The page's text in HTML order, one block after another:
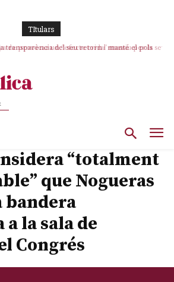
TItulars
del seu retorn i manté el pols
provocar un “efecte crida” massiu per la seva
“totalment
que Nogueras
bandera
a la sala de
Congrés